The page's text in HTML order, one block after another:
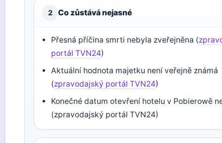
2 Co zůstává nejasné
Přesná příčina smrti nebyla zveřejněna (
portál TVN24)
Aktuální hodnota majetku není veřejně známá
(zpravodajský portál TVN24)
Konečné datum otevření hotelu v Pobierowě
(zpravodajský portál TVN24)